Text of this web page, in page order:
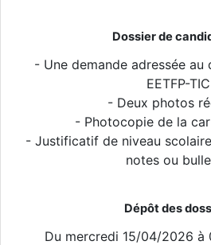
Dossier de
- Une demande adressée au
EETFP-TIC
- Deux photos
- Photocopie de la
- Justificatif de niveau
notes ou
Dépôt des
Du mercredi 15/04/2026 à